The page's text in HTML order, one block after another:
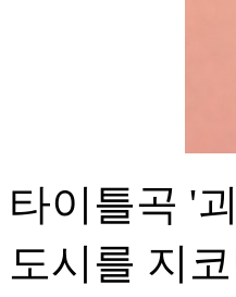
타이틀곡 '
도시를 지